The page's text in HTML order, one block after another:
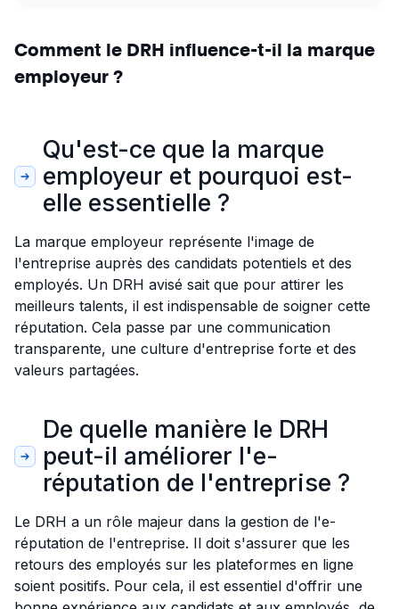
Comment le DRH influence-t-il la marque
employeur ?
Qu'est-ce que la marque
employeur et pourquoi est-
elle essentielle ?
La marque employeur représente l'image de
l'entreprise auprès des candidats potentiels et des
employés. Un DRH avisé sait que pour attirer les
meilleurs talents, il est indispensable de soigner cette
réputation. Cela passe par une communication
transparente, une culture d'entreprise forte et des
valeurs partagées.
De quelle manière le DRH
peut-il améliorer l'e-
réputation de l'entreprise ?
Le DRH a un rôle majeur dans la gestion de l'e-
réputation de l'entreprise. Il doit s'assurer que les
retours des employés sur les plateformes en ligne
soient positifs. Pour cela, il est essentiel d'offrir une